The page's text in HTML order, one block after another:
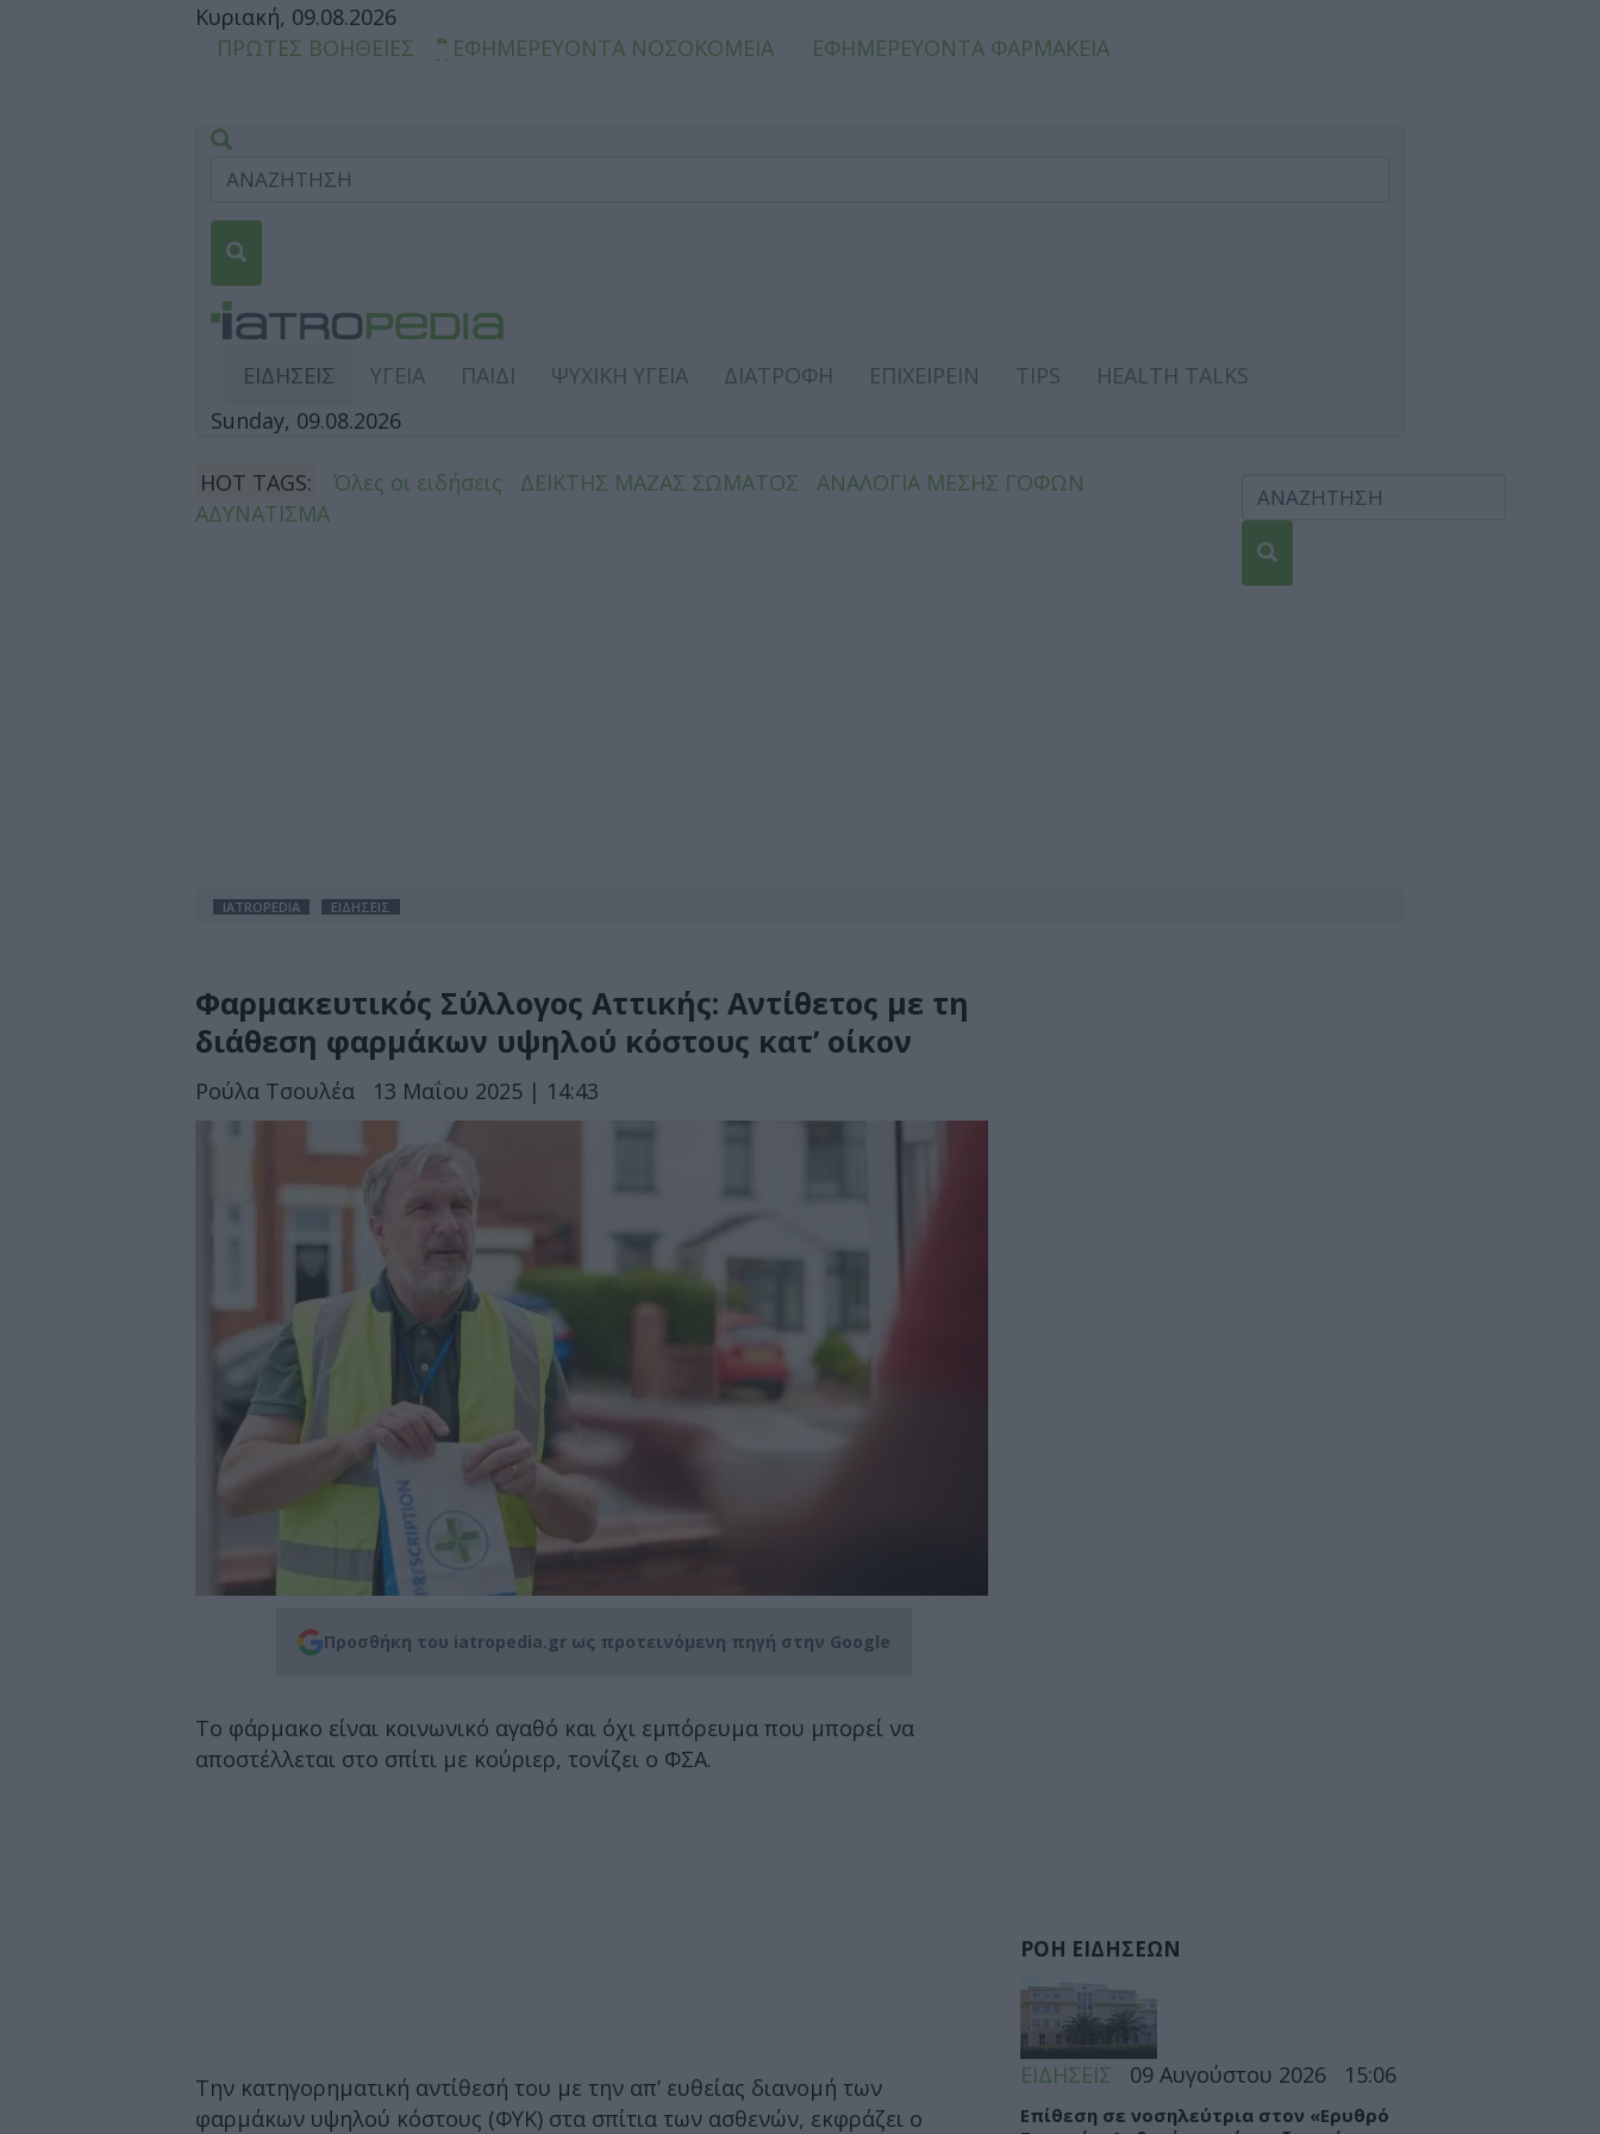
Κυριακή, 09.08.2026
ΠΡΩΤΕΣ ΒΟΗΘΕΙΕΣ
ΕΦΗΜΕΡΕΥΟΝΤΑ ΝΟΣΟΚΟΜΕΙΑ ΕΦΗΜΕΡΕΥΟΝΤΑ ΦΑΡΜΑΚΕΙΑ
ΕΙΔΗΣΕΙΣ ΥΓΕΙΑ ΠΑΙΔΙ ΨΥΧΙΚΗ ΥΓΕΙΑ ΔΙΑΤΡΟΦΗ ΕΠΙΧΕΙΡΕΙΝ TIPS
HEALTH TALKS
Sunday, 09.08.2026
HOT TAGS: Όλες οι ειδήσεις ΔΕΙΚΤΗΣ ΜΑΖΑΣ ΣΩΜΑΤΟΣ
ΑΝΑΛΟΓΙΑ ΜΕΣΗΣ ΓΟΦΩΝ
ΑΔΥΝΑΤΙΣΜΑ
IATROPEDIA ΕΙΔΗΣΕΙΣ
Φαρμακευτικός Σύλλογος Αττικής: Αντίθετος με τη
διάθεση φαρμάκων υψηλού κόστους κατ’ οίκον
Ρούλα Τσουλέα 13 Μαΐου 2025 | 14:43
Προσθήκη του iatropedia.gr ως προτεινόμενη πηγή στην Google
Το φάρμακο είναι κοινωνικό αγαθό και όχι εμπόρευμα που μπορεί να
αποστέλλεται στο σπίτι με κούριερ, τονίζει ο ΦΣΑ.
Την κατηγορηματική αντίθεσή του με την απ’ ευθείας διανομή των
φαρμάκων υψηλού κόστους (ΦΥΚ) στα σπίτια των ασθενών, εκφράζει ο
ΡΟΗ ΕΙΔΗΣΕΩΝ
ΕΙΔΗΣΕΙΣ 09 Αυγούστου 2026 15:06
Eπίθεση σε νοσηλεύτρια στον «Ερυθρό